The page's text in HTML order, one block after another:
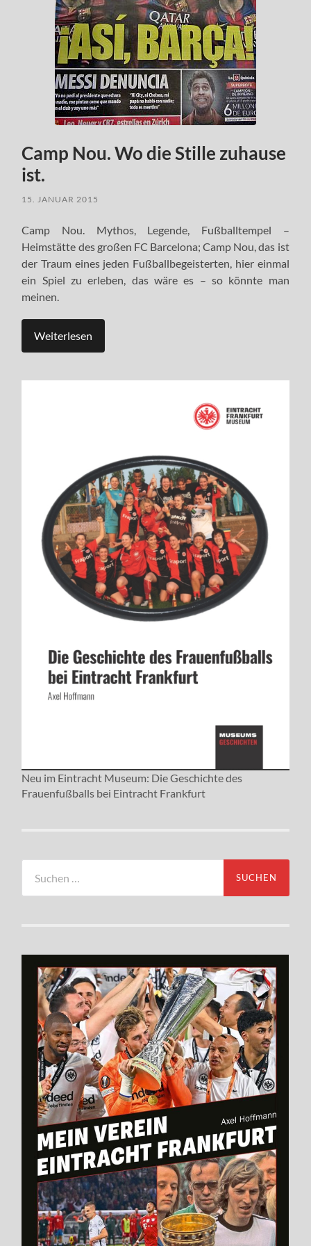
Camp Nou. Wo die Stille zuhause
ist.
15. JANUAR 2015
Camp Nou. Mythos, Legende, Fußballtempel –
Heimstätte des großen FC Barcelona; Camp Nou, das ist
der Traum eines jeden Fußballbegeisterten, hier einmal
ein Spiel zu erleben, das wäre es – so könnte man
meinen.
Weiterlesen
Neu im Eintracht Museum: Die Geschichte des
Frauenfußballs bei Eintracht Frankfurt
nach: